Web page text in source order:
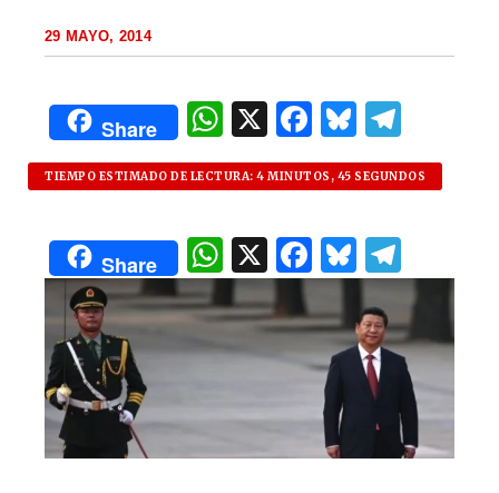
29 MAYO, 2014
Share
W
h
at
s
A
p
p
X F
a
c
e
b
o
k
B
lu
es
k
y
el
e
m
TIEMPO ESTIMADO DE LECTURA: 4 MINUTOS, 45 SEGUNDOS
Share
W
h
at
s
p
p
X F
a
c
e
b
o
o
B
lu
es
k
y
el
e
g
ra
m